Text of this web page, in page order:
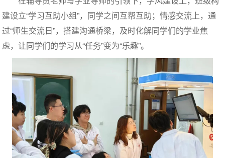
建设立“学习互助小组”，同学之间互帮互助；情感交流上，通
过“师生交流日”，搭建沟通桥梁，及时化解同学们的学业焦
虑，让同学们的学习从“任务”变为“乐趣”。